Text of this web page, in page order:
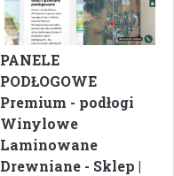
PANELE
PODŁOGOWE
Premium - podłogi
Winylowe
Laminowane
Drewniane - Sklep |